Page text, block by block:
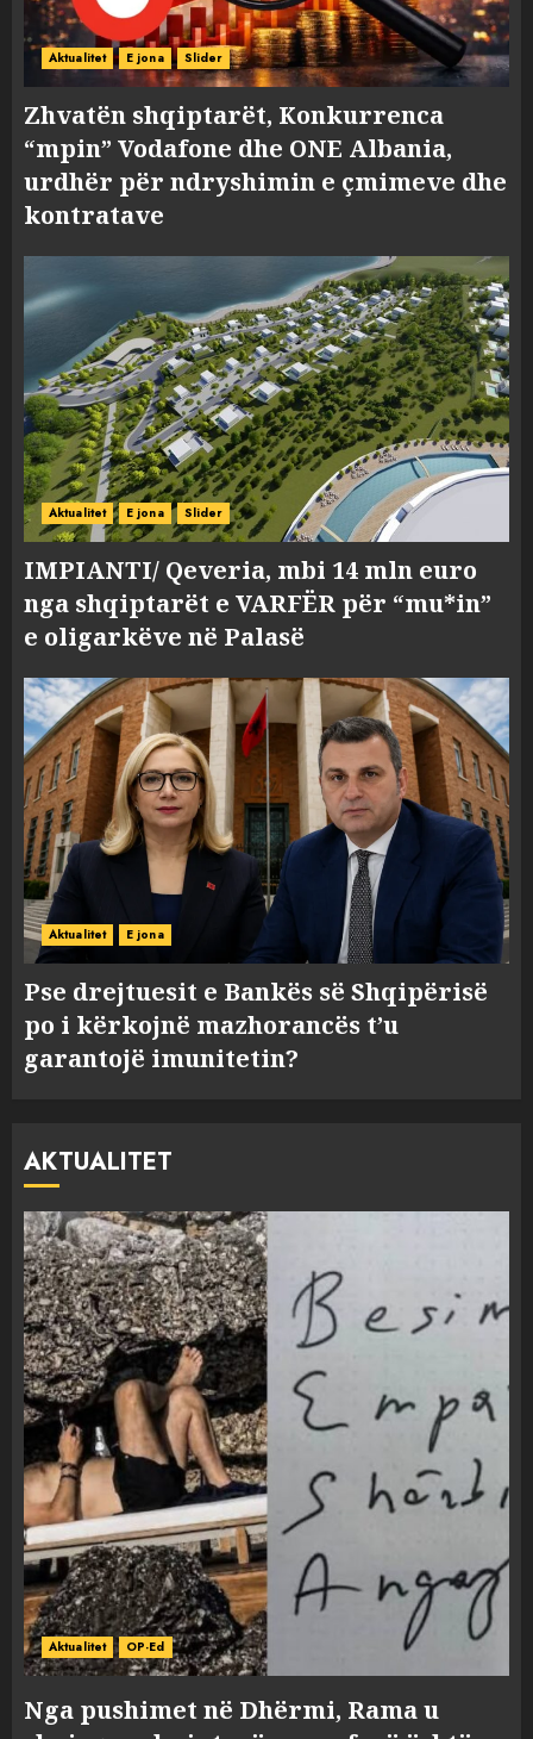
Aktualitet E jona Slider
Zhvatën shqiptarët, Konkurrenca
“mpin” Vodafone dhe ONE Albania,
urdhër për ndryshimin e çmimeve dhe
kontratave
Aktualitet E jona Slider
IMPIANTI/ Qeveria, mbi 14 mln euro
nga shqiptarët e VARFËR për “mu*in”
e oligarkëve në Palasë
Aktualitet E jona
Pse drejtuesit e Bankës së Shqipërisë
po i kërkojnë mazhorancës t’u
garantojë imunitetin?
AKTUALITET
Aktualitet OP-Ed
Nga pushimet në Dhërmi, Rama u